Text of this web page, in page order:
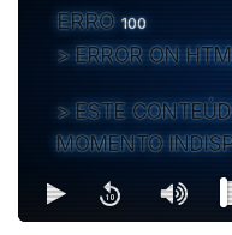
ERRO100
ERROR ON
ESTE
MOMENTO